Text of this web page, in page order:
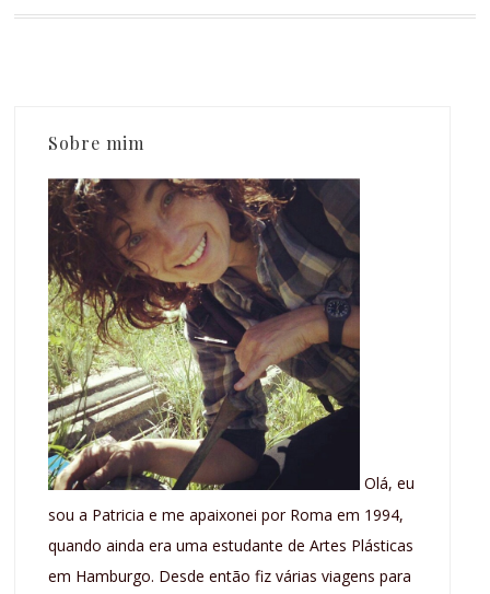
Sobre mim
Olá, eu
sou a Patricia e me apaixonei por Roma em 1994,
quando ainda era uma estudante de Artes Plásticas
em Hamburgo. Desde então fiz várias viagens para